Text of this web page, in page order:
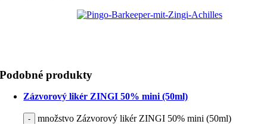
Podobné produkty
Zázvorový likér ZINGI 50% mini (50ml)
množstvo Zázvorový likér ZINGI 50% mini (50ml)